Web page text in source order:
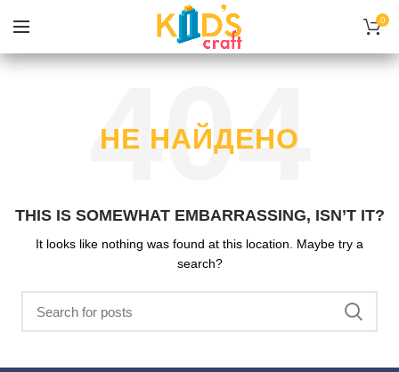
0
НЕ НАЙДЕНО
THIS IS SOMEWHAT EMBARRASSING, ISN’T IT?
It looks like nothing was found at this location. Maybe try a
search?